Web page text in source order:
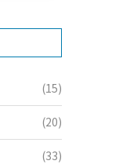
(15)
(20)
(33)